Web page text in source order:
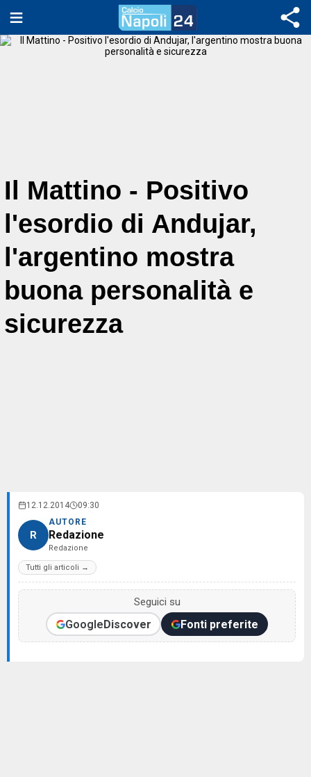
Il Mattino - Positivo
l'esordio di Andujar,
l'argentino mostra
buona personalità e
sicurezza
12.12.2014 09:30
R
AUTORE
Redazione
Redazione
Tutti gli articoli →
Seguici su
GoogleDiscover Fonti preferite